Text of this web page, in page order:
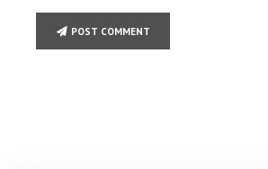
POST COMMENT